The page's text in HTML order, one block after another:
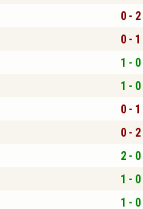
0 - 2
0 - 1
1 - 0
1 - 0
0 - 1
0 - 2
2 - 0
1 - 0
1 - 0